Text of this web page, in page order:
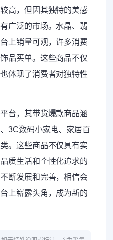
高，但因其独特的美感
广泛的市场。水晶、翡
上销量可观，许多消费
品买单。这些商品不仅
体现了消费者对独特性
台，其带货爆款商品涵
3C数码小家电、家居百
。这些商品不仅具有实
质生活和个性化追求的
断发展和完善，相信会
上崭露头角，成为新的